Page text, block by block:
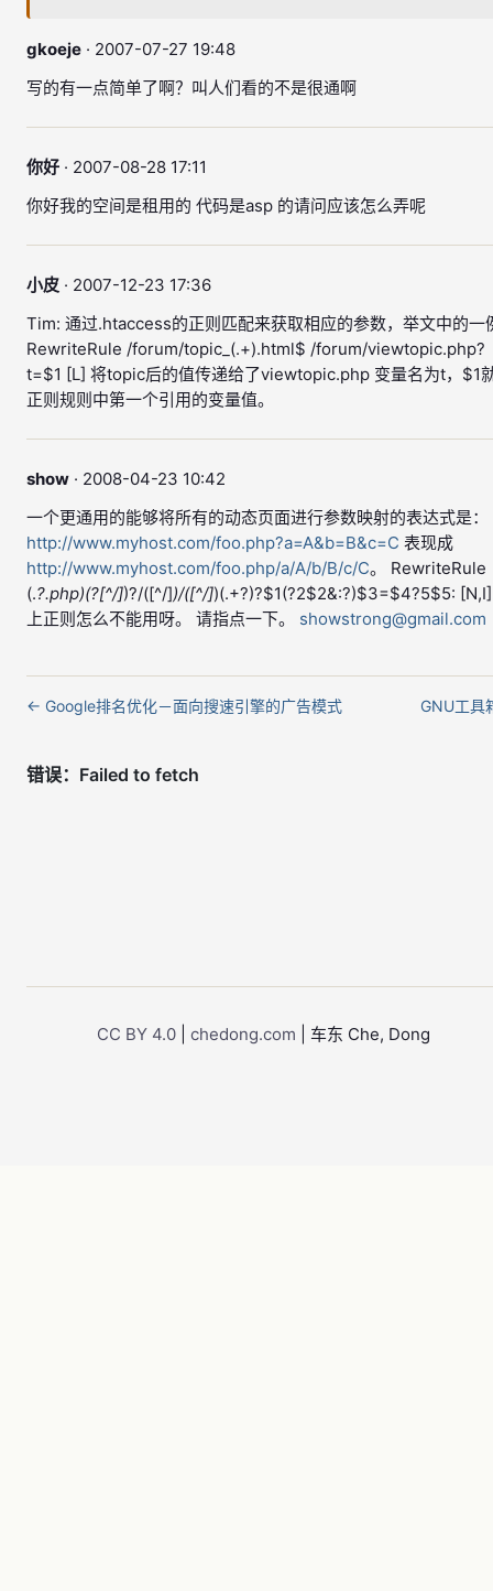
gkoeje · 2007-07-27 19:48
写的有一点简单了啊？叫人们看的不是很通啊
你好 · 2007-08-28 17:11
你好我的空间是租用的 代码是asp 的请问应该怎么弄呢
小皮 · 2007-12-23 17:36
Tim: 通过.htaccess的正则匹配来获取相应的参数，举文中的一
RewriteRule /forum/topic_(.+).html$ /forum/viewtopic.php?
t=$1 [L] 将topic后的值传递给了viewtopic.php 变量名为t，$1
正则规则中第一个引用的变量值。
show · 2008-04-23 10:42
一个更通用的能够将所有的动态页面进行参数映射的表达式是：
http://www.myhost.com/foo.php?a=A&b=B&c=C 表现成
http://www.myhost.com/foo.php/a/A/b/B/c/C。 RewriteRule
(.?.php)(?[^/])?/([^/])/([^/])(.+?)?$1(?2$2&:?)$3=$4?5$5:
上正则怎么不能用呀。 请指点一下。 showstrong@gmail.com
← Google排名优化－面向搜速引擎的广告模式 GNU工
CC BY 4.0| chedong.com | 车东 Che, Dong